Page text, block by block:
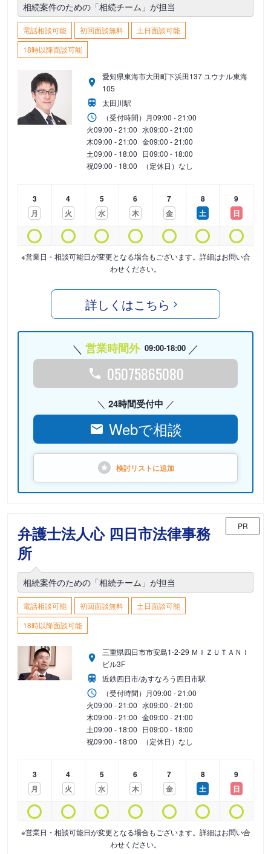
相続案件のための「相続チーム」が担当
電話相談可能 初回面談無料
土日面談可能
18時以降面談可能
愛知県東海市大田町下浜田137 ユウナル東海
105
太田川駅
（受付時間） 月09:00 - 21:00
火09:00 - 21:00 水09:00 - 21:00
木09:00 - 21:00 金09:00 - 21:00
土09:00 - 18:00 日09:00 - 18:00
祝09:00 - 18:00 （定休日）なし
3
月
4
火
5
水
6
木
7
金
8
土
9
日
※営業日・相談可能日が変更となる場合もございます。詳細はお問い合
わせください。
詳しくはこちら
営業時間外 09:00-18:00
05075865080
24時間受付中
Webで相談
検討リストに追加
弁護士法人心 四日市法律事務
所
PR
相続案件のための「相続チーム」が担当
電話相談可能 初回面談無料
土日面談可能
18時以降面談可能
三重県四日市市安島1-2-29 ＭＩＺＵＴＡＮＩ
ビル3F
近鉄四日市/あすなろう四日市駅
（受付時間） 月09:00 - 21:00
火09:00 - 21:00 水09:00 - 21:00
木09:00 - 21:00 金09:00 - 21:00
土09:00 - 18:00 日09:00 - 18:00
祝09:00 - 18:00 （定休日）なし
3
月
4
火
5
水
6
木
7
金
8
土
9
日
※営業日・相談可能日が変更となる場合もございます。詳細はお問い合
わせください。